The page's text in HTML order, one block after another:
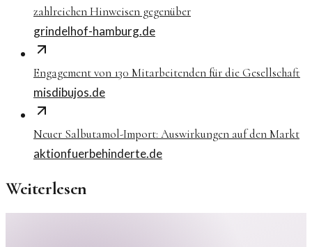
zahlreichen Hinweisen gegenüber
grindelhof-hamburg.de
Engagement von 130 Mitarbeitenden für die Gesellschaft
misdibujos.de
Neuer Salbutamol-Import: Auswirkungen auf den Markt
aktionfuerbehinderte.de
Weiterlesen